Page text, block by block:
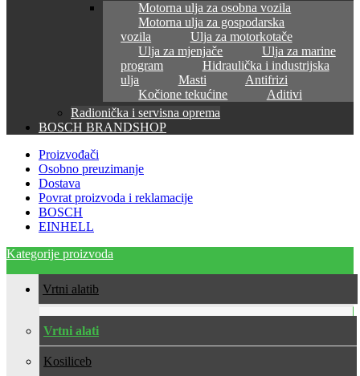
Motorna ulja za osobna vozila
Motorna ulja za gospodarska
vozila
Ulja za motorkotače
Ulja za mjenjače
Ulja za marine
program
Hidraulička i industrijska
ulja
Masti
Antifrizi
Kočione tekućine
Aditivi
Radionička i servisna oprema
BOSCH BRANDSHOP
Proizvođači
Osobno preuzimanje
Dostava
Povrat proizvoda i reklamacije
BOSCH
EINHELL
Kategorije proizvoda
Vrtni alati
Vrtni alati
Kosilice